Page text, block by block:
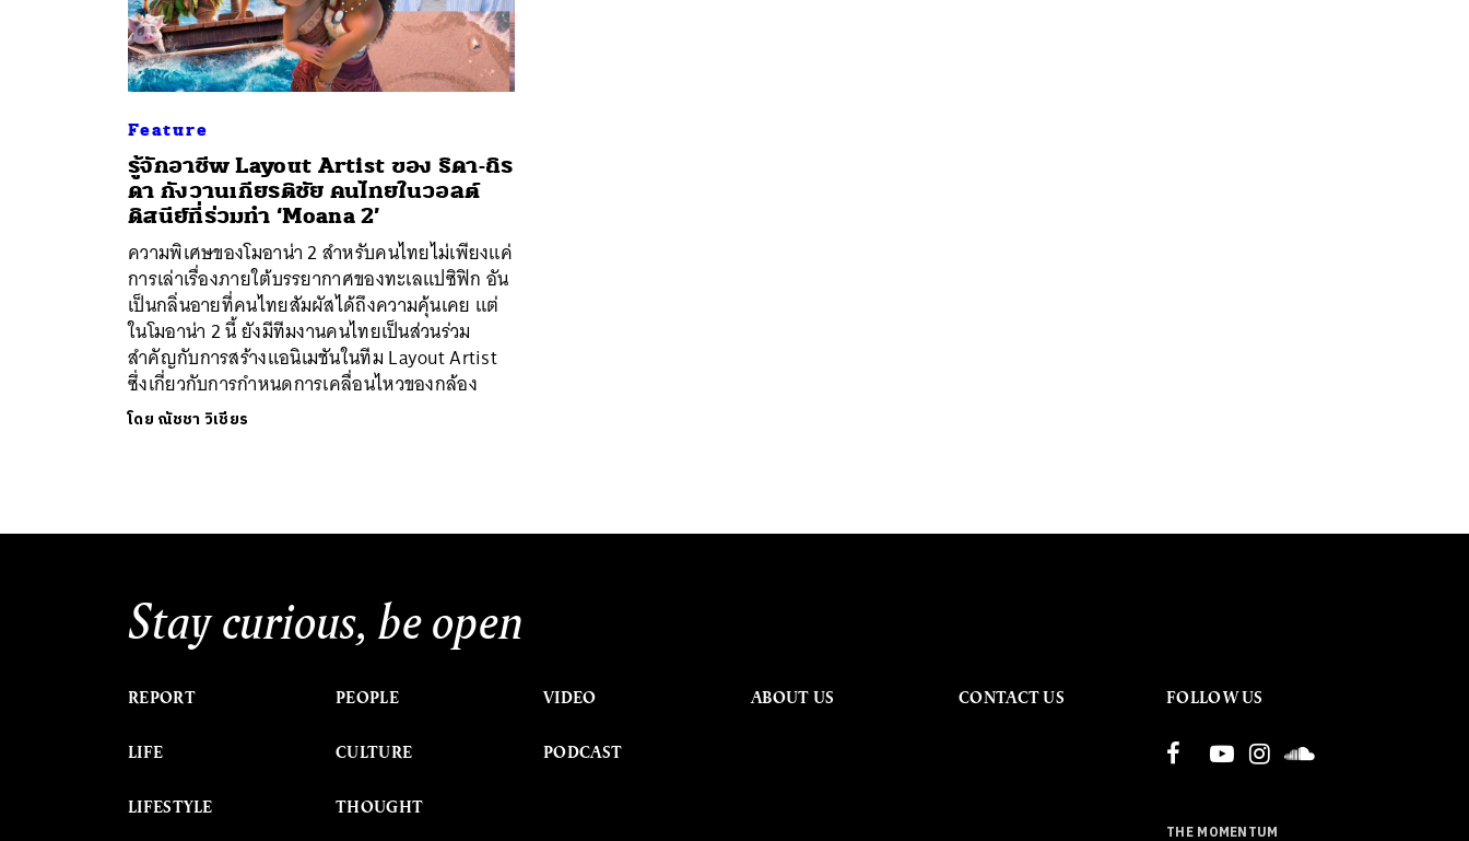
Feature
รู้จักอาชีพ Layout Artist ของ ธิดา-ถิร
ดา กังวานเกียรติชัย คนไทยในวอลต์
ดิสนีย์ที่ร่วมทำ ‘Moana 2’
ความพิเศษของโมอาน่า 2 สำหรับคนไทยไม่เพียงแค่
การเล่าเรื่องภายใต้บรรยากาศของทะเลแปซิฟิก อัน
เป็นกลิ่นอายที่คนไทยสัมผัสได้ถึงความคุ้นเคย แต่
ในโมอาน่า 2 นี้ ยังมีทีมงานคนไทยเป็นส่วนร่วม
สำคัญกับการสร้างแอนิเมชันในทีม Layout Artist
ซึ่งเกี่ยวกับการกำหนดการเคลื่อนไหวของกล้อง
โดย ณัชชา วิเชียร
Stay curious, be open
REPORT
LIFE
LIFESTYLE
PEOPLE
CULTURE
THOUGHT
VIDEO
PODCAST
ABOUT US CONTACT US FOLLOW US
THE MOMENTUM